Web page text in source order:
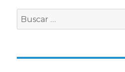
Buscar
por: